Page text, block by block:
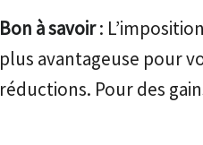
Bon à savoir:
plus avantageuse pour
réductions. Pour des